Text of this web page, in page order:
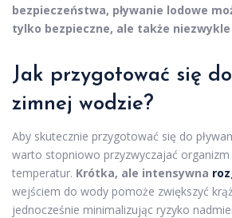
bezpieczeństwa, pływanie lodowe
tylko bezpieczne, ale także
Jak przygotować się
zimnej wodzie?
Aby skutecznie przygotować się do
warto stopniowo przyzwyczajać organizm
temperatur. Krótka, ale intensywna
wejściem do wody pomoże zwiększyć
jednocześnie minimalizując ryzyko